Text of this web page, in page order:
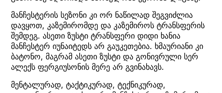
მანჩესტერის სეზონი კი ორ ნაწილად შეგვიძლია
დავყოთ, კაზემირომდე და კაზემიროს ტრანსფერის
შემდეგ. ასეთი ზუსტი ტრანსფერი დიდი ხანია
მანჩესტერ იუნაიტედს არ გაუკეთებია. ხმაურიანი კი
ბატონო, მაგრამ ასეთი ზუსტი და გონივრული სერ
ალექს ფერგიუსონის მერე არ გვინახავს.
მენტალურად, ტაქტიკურად, ტექნიკურად,